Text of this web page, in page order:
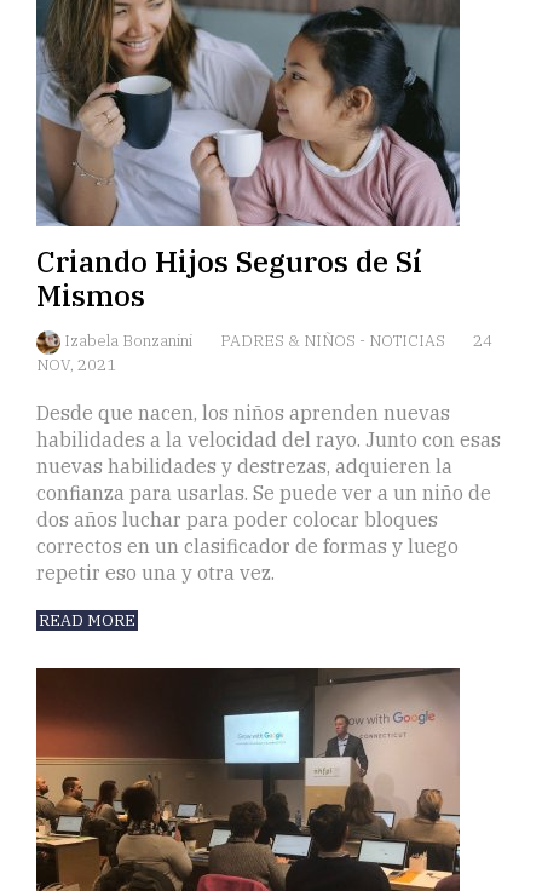
Criando Hijos Seguros de Sí
Mismos
Izabela Bonzanini PADRES & NIÑOS - NOTICIAS
24
NOV, 2021
Desde que nacen, los niños aprenden nuevas
habilidades a la velocidad del rayo. Junto con esas
nuevas habilidades y destrezas, adquieren la
confianza para usarlas. Se puede ver a un niño de
dos años luchar para poder colocar bloques
correctos en un clasificador de formas y luego
repetir eso una y otra vez.
READ MORE